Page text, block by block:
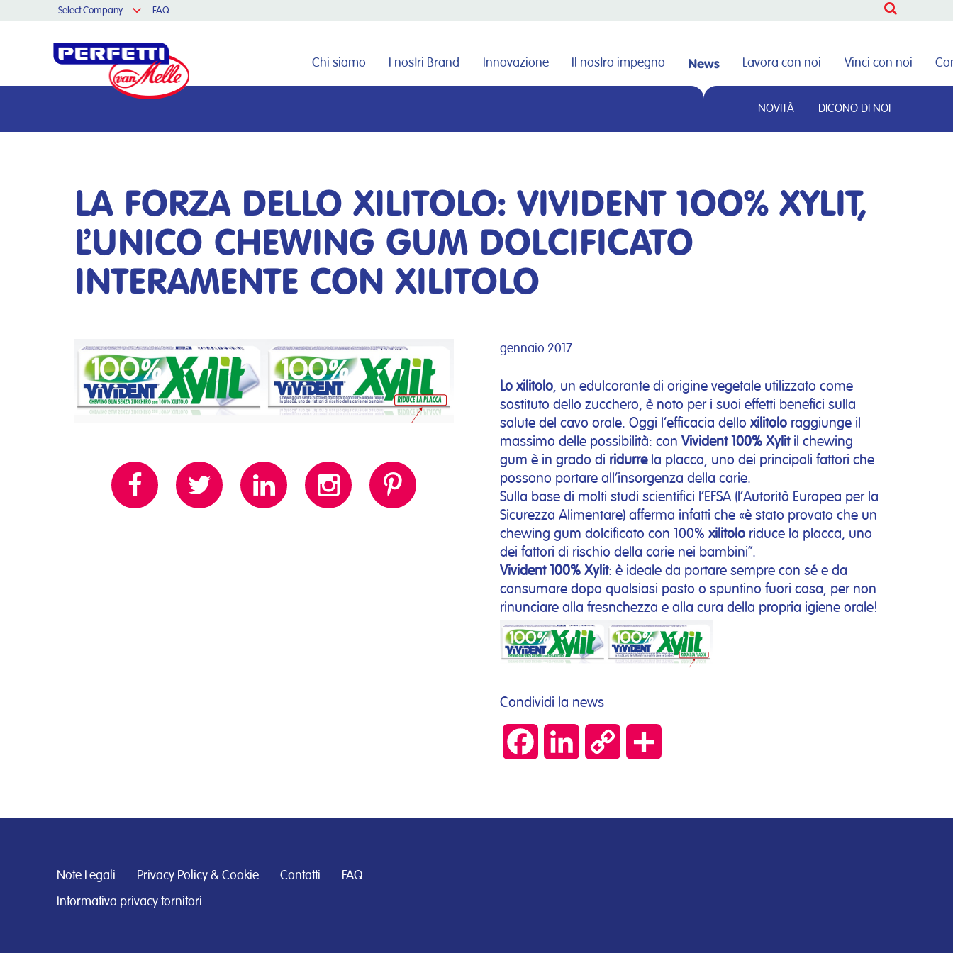
Select Company FAQ
Chi siamo I nostri Brand Innovazione Il nostro impegno News
NOVITÀ DICONO DI NOI
Lavora con noi Vinci con noi
Cerca nel sito
CERCA
LA FORZA DELLO XILITOLO: VIVIDENT 1OO% XYLIT,
L’UNICO CHEWING GUM DOLCIFICATO
INTERAMENTE CON XILITOLO
gennaio 2017
Lo xilitolo, un edulcorante di origine vegetale utilizzato come
sostituto dello zucchero, è noto per i suoi effetti benefici sulla
salute del cavo orale. Oggi l’efficacia dello xilitoloraggiunge il
massimo delle possibilità: con Vivident 100% Xylitil chewing
gum è in grado di ridurrela placca, uno dei principali fattori che
possono portare all’insorgenza della carie.
Sulla base di molti studi scientifici l’EFSA (l’Autorità Europea per la
Sicurezza Alimentare) afferma infatti che «è stato provato che un
chewing gum dolcificato con 100% xilitolo riduce la placca, uno
dei fattori di rischio della carie nei bambini”.
Vivident 100% Xylit: è ideale da portare sempre con sé e da
consumare dopo qualsiasi pasto o spuntino fuori casa, per non
rinunciare alla fresnchezza e alla cura della propria igiene orale!
Condividi la news
Facebook LinkedIn Copy
Note Legali Privacy Policy & Cookie Contatti FAQ
Informativa privacy fornitori